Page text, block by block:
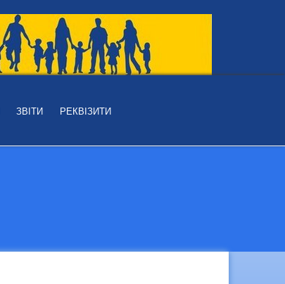
ЗВІТИ РЕКВІЗИТИ